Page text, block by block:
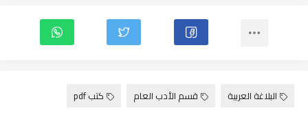
البلاغة العربية قسم الأدب العام كتب pdf